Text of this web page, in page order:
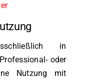
in
oder
Nutzung mit